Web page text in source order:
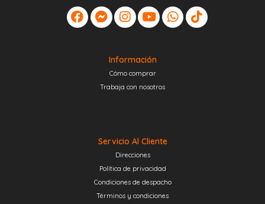
Información
Cómo comprar
Trabaja con nosotros
Servicio Al Cliente
Direcciones
Política de privacidad
Condiciones de despacho
Términos y condiciones